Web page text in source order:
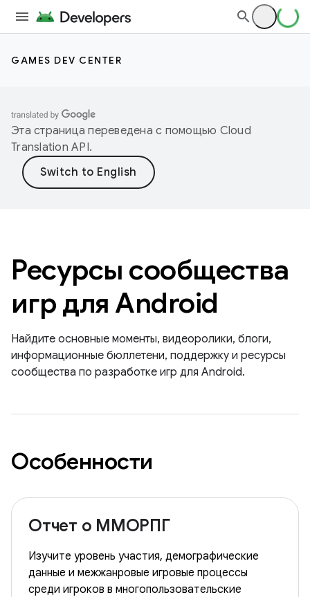
GAMES DEV CENTER
Эта страница переведена с помощью Cloud
Translation API.
Ресурсы сообщества
игр для Android
Найдите основные моменты, видеоролики, блоги,
информационные бюллетени, поддержку и ресурсы
сообщества по разработке игр для Android.
Особенности
Отчет о ММОРПГ
Изучите уровень участия, демографические
данные и межжанровые игровые процессы
среди игроков в многопользовательские